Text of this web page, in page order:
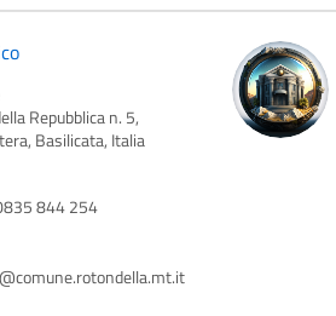
Repubblica n. 5,
Basilicata, Italia
844 254